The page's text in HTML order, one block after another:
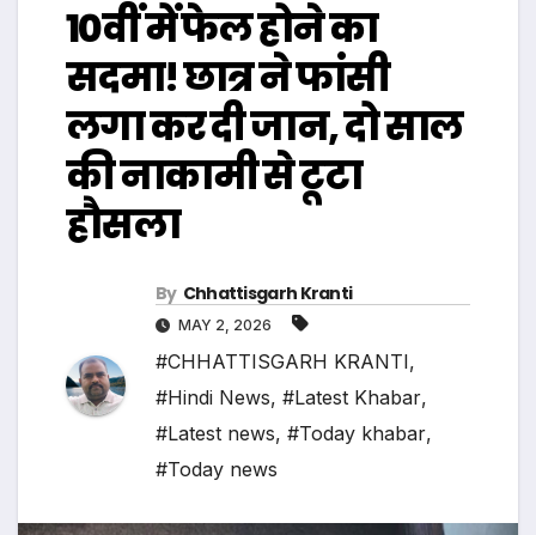
10वीं में फेल होने का
सदमा! छात्र ने फांसी
लगा कर दी जान, दो साल
की नाकामी से टूटा
हौसला
By Chhattisgarh Kranti
MAY 2, 2026
#CHHATTISGARH KRANTI,
#Hindi News, #Latest Khabar,
#Latest news, #Today khabar,
#Today news